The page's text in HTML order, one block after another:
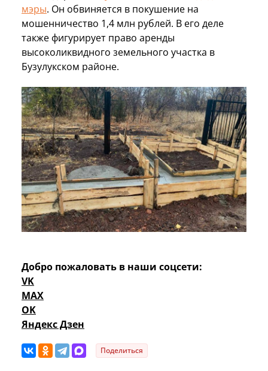
мэры. Он обвиняется в покушение на
мошенничество 1,4 млн рублей. В его деле
также фигурирует право аренды
высоколиквидного земельного участка в
Бузулукском районе.
Добро пожаловать в наши соцсети:
VK
MAX
OK
Яндекс Дзен
Поделиться